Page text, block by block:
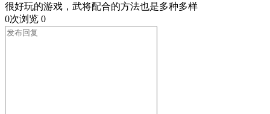
很好玩的游戏，武将配合的方法也是多种多样
0次浏览 0